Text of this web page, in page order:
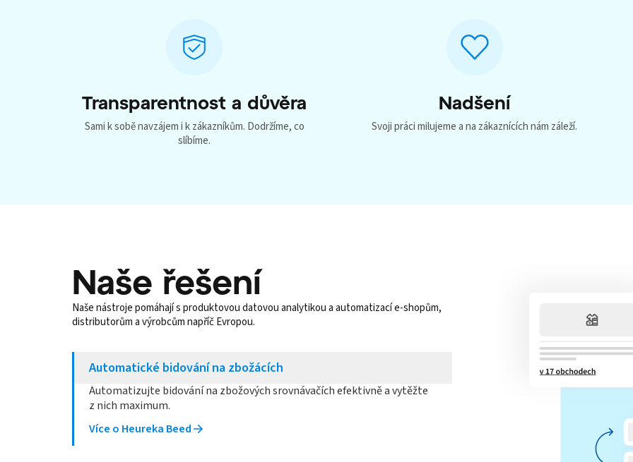
Transparentnost a důvěra
Sami k sobě navzájem i k zákazníkům. Dodržíme, co
slíbíme.
Nadšení
Svoji práci milujeme a na zákaznících nám záleží.
Naše řešení
Naše nástroje pomáhají s produktovou datovou analytikou a automatizací e-shopům,
distributorům a výrobcům napříč Evropou.
Automatické bidování na zbožácích
Automatizujte bidování na zbožových srovnávačích efektivně a vytěžte
z nich maximum.
Více o Heureka Beed